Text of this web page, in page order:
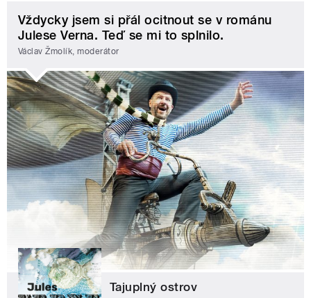
Vždycky jsem si přál ocitnout se v románu
Julese Verna. Teď se mi to splnilo.
Václav Žmolík, moderátor
Tajuplný ostrov